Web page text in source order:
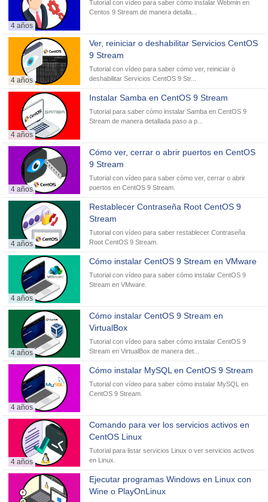
4 años
Tutorial con vídeo para saber cómo instalar Webmin en
Centos 9 Stream de manera detalla...
4 años
Ver, reiniciar o deshabilitar Servicios CentOS
9 Stream
Tutorial con vídeo para saber cómo ver, reiniciar o
deshabilitar Servicios CentOS 9 Str...
4 años
Instalar Samba en CentOS 9 Stream
Tutorial para saber cómo instalar Samba en CentOS 9
Stream de manera detallada paso a p...
4 años
Cómo ver, cerrar o abrir puertos en CentOS
9 Stream
Tutorial con vídeo para saber cómo ver, cerrar o abrir
puertos en CentOS 9 Stream.
4 años
Restablecer Contraseña Root CentOS 9
Stream
Tutorial con vídeo para saber restablecer Contraseña
Root CentOS 9 Stream.
4 años
Cómo instalar CentOS 9 Stream en VMware
Tutorial con vídeo para saber cómo instalar CentOS 9
Stream en VMware.
4 años
Cómo instalar CentOS 9 Stream en
VirtualBox
Tutorial con vídeo para saber cómo instalar CentOS 9
Stream en VirtualBox de manera det...
4 años
Cómo instalar MySQL en CentOS 9 Stream
Tutorial con vídeo para saber cómo instalar MySQL en
CentOS 9 Stream.
4 años
Comando para ver los servicios activos en
CentOS Linux
Tutorial para listar servicios Linux o ver servicios activos
en Linux.
Ejecutar programas Windows en Linux con
Wine o PlayOnLinux